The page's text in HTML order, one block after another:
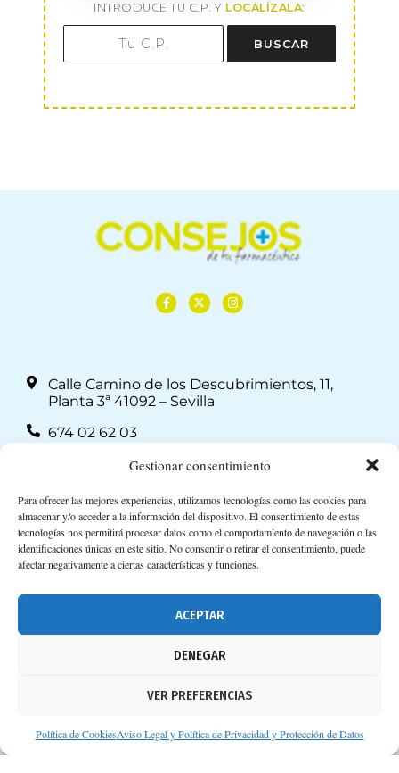
Gestionar consentimiento
Para ofrecer las mejores experiencias, utilizamos tecnologías como las cookies para
almacenar y/o acceder a la información del dispositivo. El consentimiento de estas
tecnologías nos permitirá procesar datos como el comportamiento de navegación o las
identificaciones únicas en este sitio. No consentir o retirar el consentimiento, puede
afectar negativamente a ciertas características y funciones.
ACEPTAR
DENEGAR
VER PREFERENCIAS
Política de CookiesAviso Legal y Política de Privacidad y Protección de Datos
INTRODUCE TU C.P. Y LOCALÍZALA:
BUSCAR
Calle Camino de los Descubrimientos, 11,
Planta 3ª 41092 – Sevilla
674 02 62 03
info@consejosdetufarmaceutico.com
Aviso legal
Política de cookies
Protección de datos personales
Suscripción a Newsletter